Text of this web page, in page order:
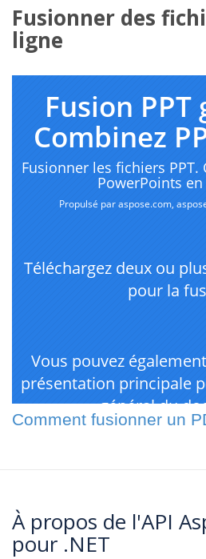
Fusionner des
ligne
Comment fusionner un
À propos de l'API
pour .NET